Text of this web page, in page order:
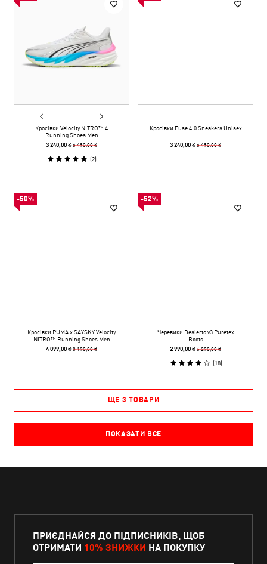
Кросівки Velocity NITRO™ 4
Running Shoes Men
3 240,00 ₴6 490,00 ₴
(2)
Кросівки Fuse 4.0 Sneakers Unisex
3 240,00 ₴6 490,00 ₴
-50%
Кросівки PUMA x SAYSKY Velocity
NITRO™ Running Shoes Men
4 099,00 ₴8 190,00 ₴
-52%
Черевики Desierto v3 Puretex
Boots
2 990,00 ₴6 290,00 ₴
(18)
ЩЕ 3 ТОВАРИ
ПОКАЗАТИ ВСЕ
ПРИЄДНАЙСЯ ДО ПІДПИСНИКІВ, ЩОБ
ОТРИМАТИ 10% ЗНИЖКИ НА ПОКУПКУ